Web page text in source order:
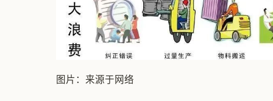
图片：来源于网络